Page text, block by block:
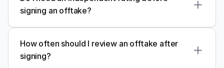
signing an offtake?
How often should I review an offtake after
signing?